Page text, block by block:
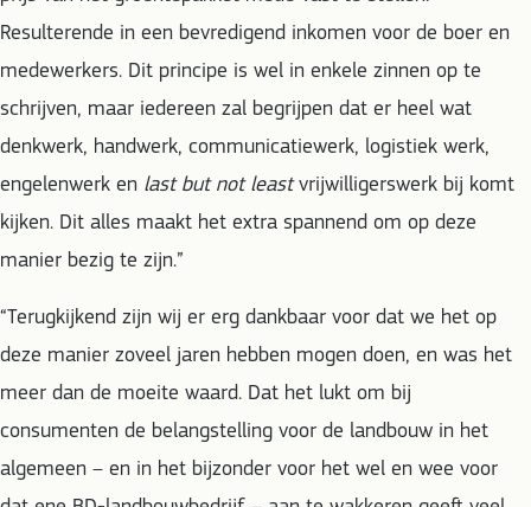
Resulterende in een bevredigend inkomen voor de boer en
medewerkers. Dit principe is wel in enkele zinnen op te
schrijven, maar iedereen zal begrijpen dat er heel wat
denkwerk, handwerk, communicatiewerk, logistiek werk,
engelenwerk en last but not leastvrijwilligerswerk bij komt
kijken. Dit alles maakt het extra spannend om op deze
manier bezig te zijn.”
“Terugkijkend zijn wij er erg dankbaar voor dat we het op
deze manier zoveel jaren hebben mogen doen, en was het
meer dan de moeite waard. Dat het lukt om bij
consumenten de belangstelling voor de landbouw in het
algemeen – en in het bijzonder voor het wel en wee voor